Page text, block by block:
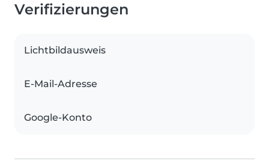
Verifizierungen
Lichtbildausweis
E-Mail-Adresse
Google-Konto